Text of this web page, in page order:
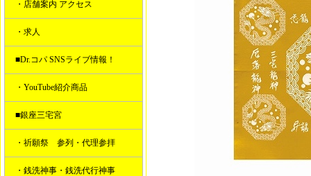
・店舗案内 アクセス
・求人
■Dr.コパ SNSライブ情報！
・YouTube紹介商品
■銀座三宅宮
・祈願祭 参列・代理参拝
・銭洗神事・銭洗代行神事